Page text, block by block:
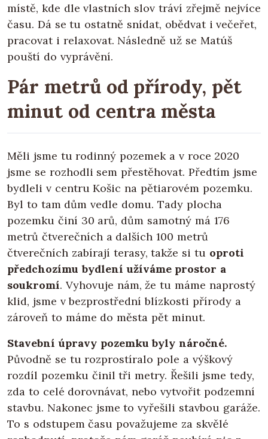
místě, kde dle vlastních slov tráví zřejmě nejvíce
času. Dá se tu ostatně snídat, obědvat i večeřet,
pracovat i relaxovat. Následně už se Matúš
pouští do vyprávění.
Pár metrů od přírody, pět
minut od centra města
Měli jsme tu rodinný pozemek a v roce 2020
jsme se rozhodli sem přestěhovat. Předtím jsme
bydleli v centru Košic na pětiarovém pozemku.
Byl to tam dům vedle domu. Tady plocha
pozemku činí 30 arů, dům samotný má 176
metrů čtverečních a dalších 100 metrů
čtverečních zabírají terasy, takže si tu oproti
předchozímu bydlení užíváme prostor a
soukromí. Vyhovuje nám, že tu máme naprostý
klid, jsme v bezprostřední blízkosti přírody a
zároveň to máme do města pět minut.
Stavební úpravy pozemku byly náročné.
Původně se tu rozprostíralo pole a výškový
rozdíl pozemku činil tři metry. Řešili jsme tedy,
zda to celé dorovnávat, nebo vytvořit podzemní
stavbu. Nakonec jsme to vyřešili stavbou garáže.
To s odstupem času považujeme za skvělé